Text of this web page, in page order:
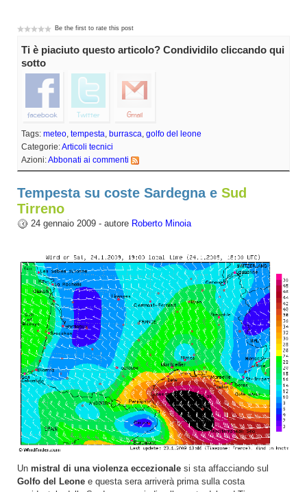
Be the first to rate this post
Ti è piaciuto questo articolo? Condividilo cliccando qui
sotto
Tags: meteo, tempesta, burrasca, golfo del leone
Categorie:Articoli tecnici
Azioni:Abbonati ai commenti
Tempesta su coste Sardegna e Sud
Tirreno
24 gennaio 2009 - autore Roberto Minoia
Un mistral di una violenza eccezionale si sta affacciando sul
Golfo del Leone e questa sera arriverà prima sulla costa